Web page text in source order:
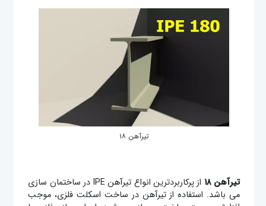
تیرآهن ۱۸
تیرآهن ۱۸
از پرکاربردترین انواع تیرآهن IPE در ساختمان سازی
می باشد. استفاده از تیرآهن در ساخت اسکلت فلزی، موجب